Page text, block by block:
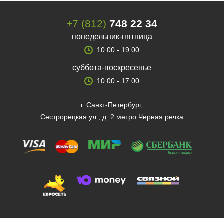
+7 (812) 748 22 34
понедельник-пятница
10:00 - 19:00
суббота-воскресенье
10:00 - 17:00
г. Санкт-Петербург,
Сестрорецкая ул., д. 2 метро Черная речка